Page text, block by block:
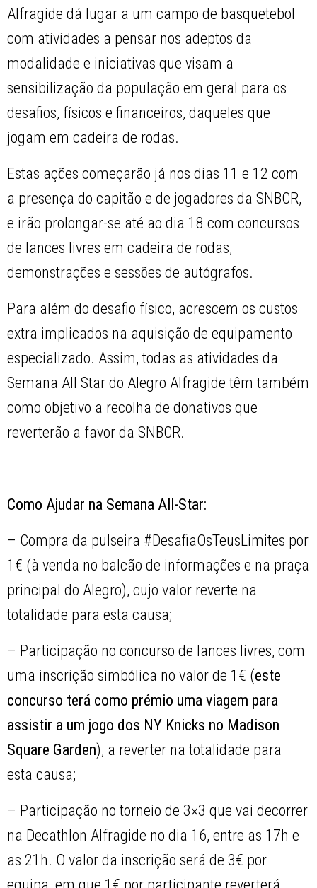
Alfragide dá lugar a um campo de basquetebol
com atividades a pensar nos adeptos da
modalidade e iniciativas que visam a
sensibilização da população em geral para os
desafios, físicos e financeiros, daqueles que
jogam em cadeira de rodas.
Estas ações começarão já nos dias 11 e 12 com
a presença do capitão e de jogadores da SNBCR,
e irão prolongar-se até ao dia 18 com concursos
de lances livres em cadeira de rodas,
demonstrações e sessões de autógrafos.
Para além do desafio físico, acrescem os custos
extra implicados na aquisição de equipamento
especializado. Assim, todas as atividades da
Semana All Star do Alegro Alfragide têm também
como objetivo a recolha de donativos que
reverterão a favor da SNBCR.
Como Ajudar na Semana All-Star:
– Compra da pulseira #DesafiaOsTeusLimites por
1€ (à venda no balcão de informações e na praça
principal do Alegro), cujo valor reverte na
totalidade para esta causa;
– Participação no concurso de lances livres, com
uma inscrição simbólica no valor de 1€ (este
concurso terá como prémio uma viagem para
assistir a um jogo dos NY Knicks no Madison
Square Garden), a reverter na totalidade para
esta causa;
– Participação no torneio de 3×3 que vai decorrer
na Decathlon Alfragide no dia 16, entre as 17h e
as 21h. O valor da inscrição será de 3€ por